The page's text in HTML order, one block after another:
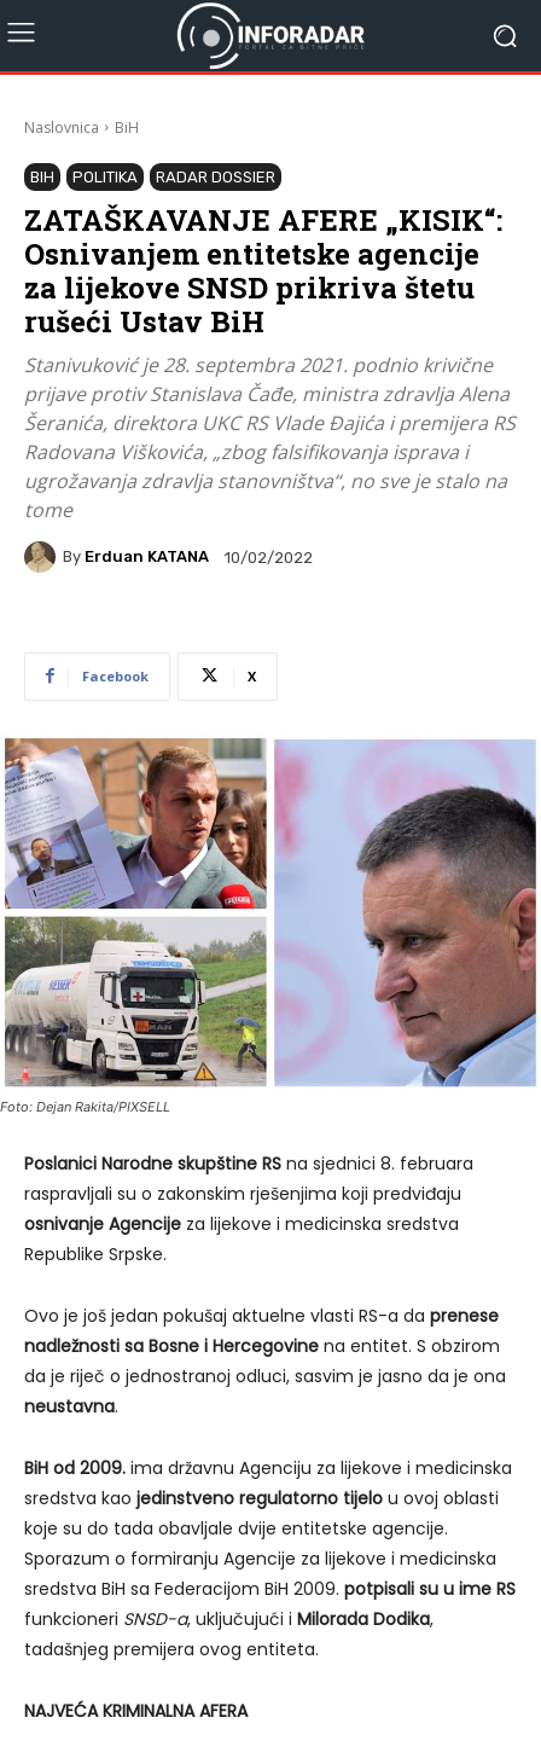
Naslovnica BiH
BIH POLITIKA RADAR DOSSIER
ZATAŠKAVANJE AFERE „KISIK“:
Osnivanjem entitetske agencije
za lijekove SNSD prikriva štetu
rušeći Ustav BiH
Stanivuković je 28. septembra 2021. podnio krivične
prijave protiv Stanislava Čađe, ministra zdravlja Alena
Šeranića, direktora UKC RS Vlade Đajića i premijera RS
Radovana Viškovića, „zbog falsifikovanja isprava i
ugrožavanja zdravlja stanovništva“, no sve je stalo na
tome
By Erduan KATANA 10/02/2022
Facebook X
Foto: Dejan Rakita/PIXSELL
Poslanici Narodne skupštine RS na sjednici 8. februara
raspravljali su o zakonskim rješenjima koji predviđaju
osnivanje Agencije za lijekove i medicinska sredstva
Republike Srpske.
Ovo je još jedan pokušaj aktuelne vlasti RS-a da prenese
nadležnosti sa Bosne i Hercegovine na entitet. S obzirom
da je riječ o jednostranoj odluci, sasvim je jasno da je ona
neustavna.
BiH od 2009. ima državnu Agenciju za lijekove i medicinska
sredstva kao jedinstveno regulatorno tijelo u ovoj oblasti
koje su do tada obavljale dvije entitetske agencije.
Sporazum o formiranju Agencije za lijekove i medicinska
sredstva BiH sa Federacijom BiH 2009. potpisali su u ime RS
funkcioneri SNSD-a, uključujući i Milorada Dodika,
tadašnjeg premijera ovog entiteta.
NAJVEĆA KRIMINALNA AFERA